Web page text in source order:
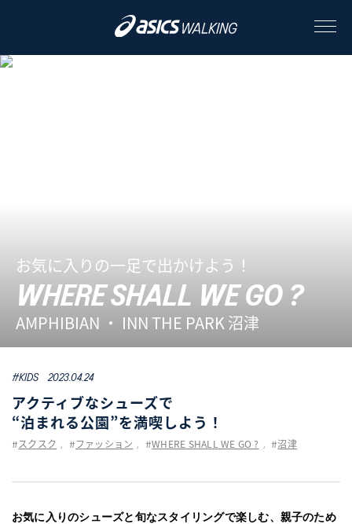
STYLE
PEOPLE
TECHNOLOGY
TIPS
KIDS
お気に入りの一足で出かけよう！
WHERE SHALL WE GO ?
AMPHIBIAN ・ INN THE PARK 沼津
#KIDS 2023.04.24
アクティブなシューズで
“泊まれる公園”を満喫しよう！
# スクスク , # ファッション , #WHERE SHALL WE GO ? , #沼津
お気に入りのシューズと旬なスタイリングで楽しむ、親子のため